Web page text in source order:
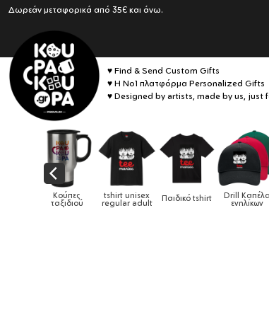
Δωρεάν μεταφορικά από 35€ και άνω.
♥ Find & Send Custom Gifts
♥ Η No1 πλατφόρμα Personalized Gifts
♥ Designed by artists, made by us, just
Κούπες
ταξιδιού
tshirt unisex
regular adult Παιδικό tshirt Drill Καπέλα
ενηλίκων